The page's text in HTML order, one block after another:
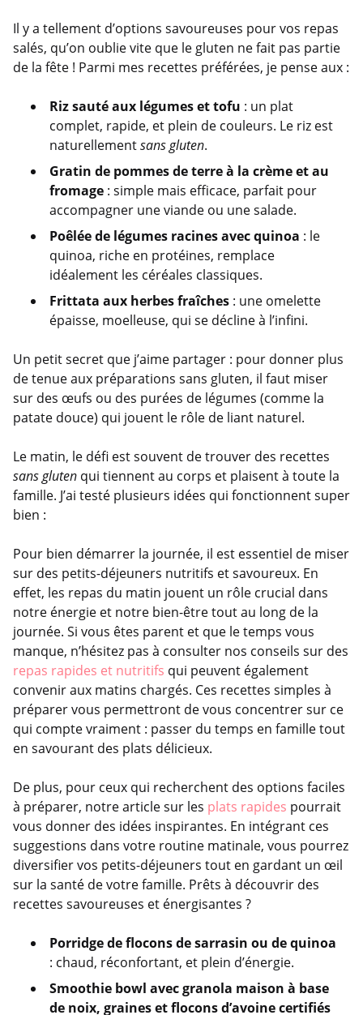
Il y a tellement d’options savoureuses pour vos repas
salés, qu’on oublie vite que le gluten ne fait pas partie
de la fête ! Parmi mes recettes préférées, je pense aux :
Riz sauté aux légumes et tofu : un plat
complet, rapide, et plein de couleurs. Le riz est
naturellementsans gluten.
Gratin de pommes de terre à la crème et au
fromage : simple mais efficace, parfait pour
accompagner une viande ou une salade.
Poêlée de légumes racines avec quinoa : le
quinoa, riche en protéines, remplace
idéalement les céréales classiques.
Frittata aux herbes fraîches : une omelette
épaisse, moelleuse, qui se décline à l’infini.
Un petit secret que j’aime partager : pour donner plus
de tenue aux préparations sans gluten, il faut miser
sur des œufs ou des purées de légumes (comme la
patate douce) qui jouent le rôle de liant naturel.
Le matin, le défi est souvent de trouver des recettes
sans gluten qui tiennent au corps et plaisent à toute la
famille. J’ai testé plusieurs idées qui fonctionnent super
bien :
Pour bien démarrer la journée, il est essentiel de miser
sur des petits-déjeuners nutritifs et savoureux. En
effet, les repas du matin jouent un rôle crucial dans
notre énergie et notre bien-être tout au long de la
journée. Si vous êtes parent et que le temps vous
manque, n’hésitez pas à consulter nos conseils sur des
repas rapides et nutritifs qui peuvent également
convenir aux matins chargés. Ces recettes simples à
préparer vous permettront de vous concentrer sur ce
qui compte vraiment : passer du temps en famille tout
en savourant des plats délicieux.
De plus, pour ceux qui recherchent des options faciles
à préparer, notre article sur les plats rapides pourrait
vous donner des idées inspirantes. En intégrant ces
suggestions dans votre routine matinale, vous pourrez
diversifier vos petits-déjeuners tout en gardant un œil
sur la santé de votre famille. Prêts à découvrir des
recettes savoureuses et énergisantes ?
Porridge de flocons de sarrasin ou de quinoa
: chaud, réconfortant, et plein d’énergie.
Smoothie bowl avec granola maison à base
de noix, graines et flocons d’avoine certifiés